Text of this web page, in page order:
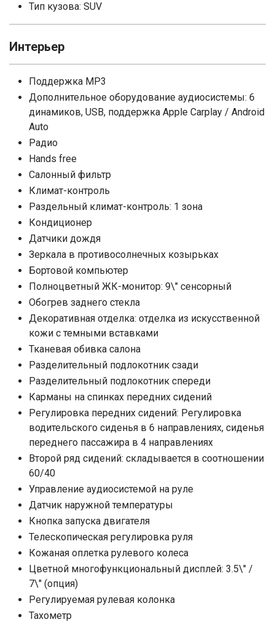
Тип кузова: SUV
Интерьер
Поддержка MP3
Дополнительное оборудование аудиосистемы: 6
динамиков, USB, поддержка Apple Carplay / Android
Auto
Радио
Hands free
Салонный фильтр
Климат-контроль
Раздельный климат-контроль: 1 зона
Кондиционер
Датчики дождя
Зеркала в противосолнечных козырьках
Бортовой компьютер
Полноцветный ЖК-монитор: 9\" сенсорный
Обогрев заднего стекла
Декоративная отделка: отделка из искусственной
кожи с темными вставками
Тканевая обивка салона
Разделительный подлокотник сзади
Разделительный подлокотник спереди
Карманы на спинках передних сидений
Регулировка передних сидений: Регулировка
водительского сиденья в 6 направлениях, сиденья
переднего пассажира в 4 направлениях
Второй ряд сидений: складывается в соотношении
60/40
Управление аудиосистемой на руле
Датчик наружной температуры
Кнопка запуска двигателя
Телескопическая регулировка руля
Кожаная оплетка рулевого колеса
Цветной многофункциональный дисплей: 3.5\" /
7\" (опция)
Регулируемая рулевая колонка
Тахометр